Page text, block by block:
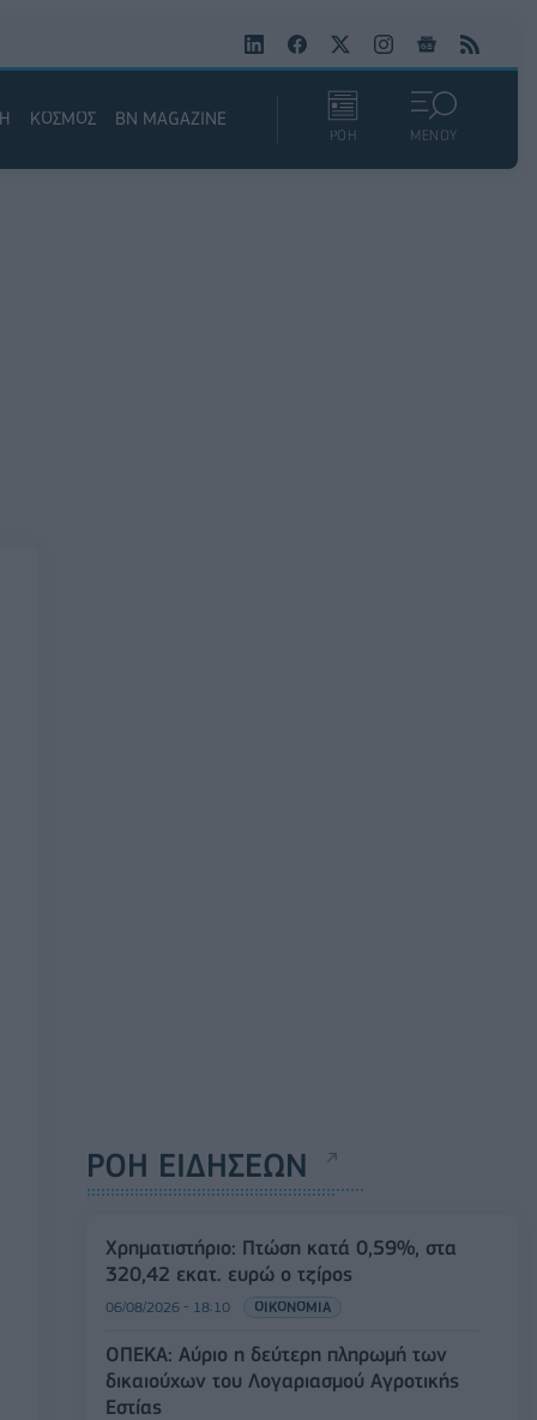
ΚΟΣΜΟΣ BN MAGAZINE
ΡΟΗ ΜΕΝΟΥ
ΡΟΗ ΕΙΔΗΣΕΩΝ
Χρηματιστήριο: Πτώση κατά 0,59%, στα
320,42 εκατ. ευρώ ο τζίρος
06/08/2026 - 18:10 ΟΙΚΟΝΟΜΙΑ
ΟΠΕΚΑ: Αύριο η δεύτερη πληρωμή των
δικαιούχων του Λογαριασμού Αγροτικής
Εστίας